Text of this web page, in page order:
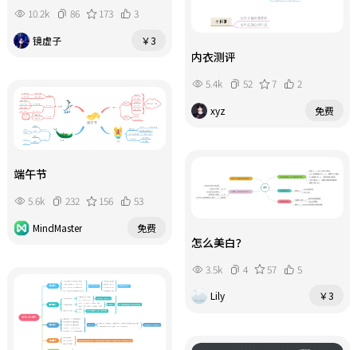
10.2k 86 173
3
镜虚子
￥3
内衣测评
5.4k 52 7
2
xyz
免费
端午节
5.6k 232 156
53
MindMaster
免费
怎么美白？
3.5k 4 57
5
Lily
￥3